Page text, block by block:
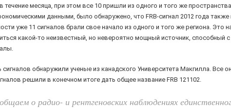
течение месяца, при этом все 10 пришли из одного и того же
данными, было обнаружено, что FRB-сигнал 2012 года
уже 11 сигналов брали свое начало из одного и того же региона.
какой-то неизвестный, но невероятно мощный источник, способный
обнаружили ученые из канадского Университета Макгилла. Все
решили в конечном итоге дать общее название FRB 121102.
о радио- и рентгеновских наблюдениях